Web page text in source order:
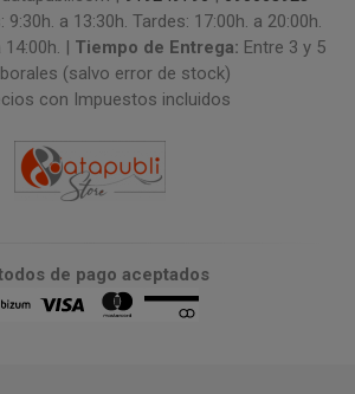
9:30h. a 13:30h. Tardes: 17:00h. a 20:00h.
| Tiempo de Entrega: Entre 3 y 5
(salvo error de stock)
con Impuestos incluidos
de pago aceptados